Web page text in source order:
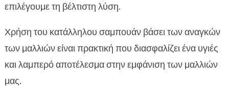
επιλέγουμε τη βέλτιστη λύση.
Χρήση του κατάλληλου σαμπουάν βάσει των αναγκών
των μαλλιών είναι πρακτική που διασφαλίζει ένα υγιές
και λαμπερό αποτέλεσμα στην εμφάνιση των μαλλιών
μας.